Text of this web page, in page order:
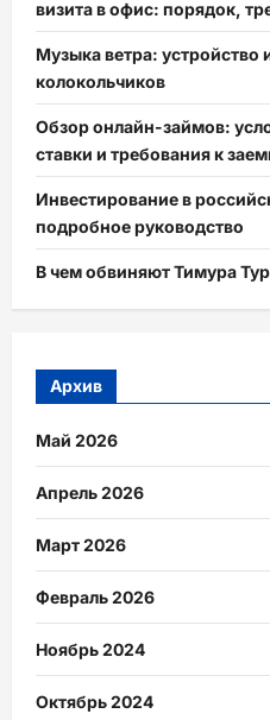
визита в офис: порядок,
Музыка ветра: устройство
колокольчиков
Обзор онлайн-займов:
ставки и требования к
Инвестирование в
подробное руководство
В чем обвиняют Тимура
Архив
Май 2026
Апрель 2026
Март 2026
Февраль 2026
Ноябрь 2024
Октябрь 2024